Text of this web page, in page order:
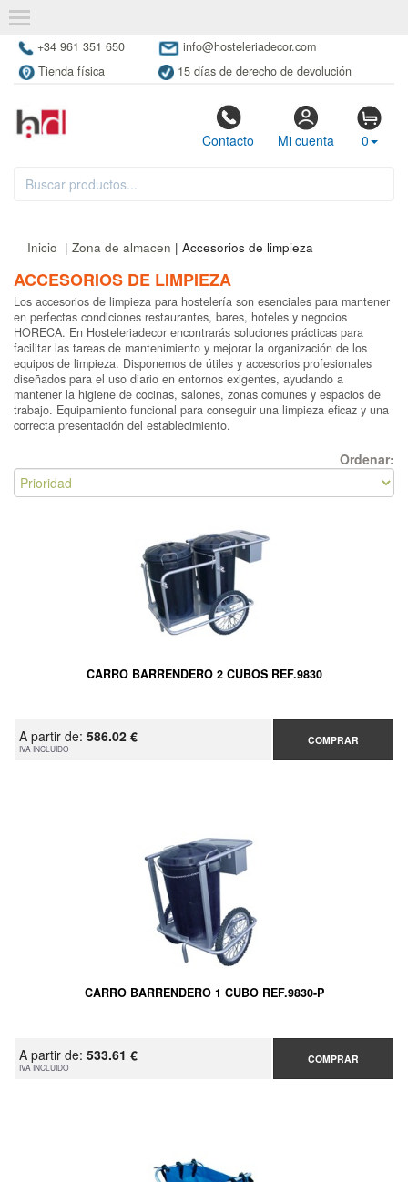
+34 961 351 650
info@hosteleriadecor.com
Tienda física
15 días de derecho de devolución
Contacto Mi cuenta 0
Inicio | Zona de almacen | Accesorios de limpieza
ACCESORIOS DE LIMPIEZA
Los accesorios de limpieza para hostelería son esenciales para mantener
en perfectas condiciones restaurantes, bares, hoteles y negocios
HORECA. En Hosteleriadecor encontrarás soluciones prácticas para
facilitar las tareas de mantenimiento y mejorar la organización de los
equipos de limpieza. Disponemos de útiles y accesorios profesionales
diseñados para el uso diario en entornos exigentes, ayudando a
mantener la higiene de cocinas, salones, zonas comunes y espacios de
trabajo. Equipamiento funcional para conseguir una limpieza eficaz y una
correcta presentación del establecimiento.
Ordenar:
CARRO BARRENDERO 2 CUBOS REF.9830
A partir de: 586.02 €
IVA INCLUIDO
COMPRAR
CARRO BARRENDERO 1 CUBO REF.9830-P
A partir de: 533.61 €
IVA INCLUIDO
COMPRAR